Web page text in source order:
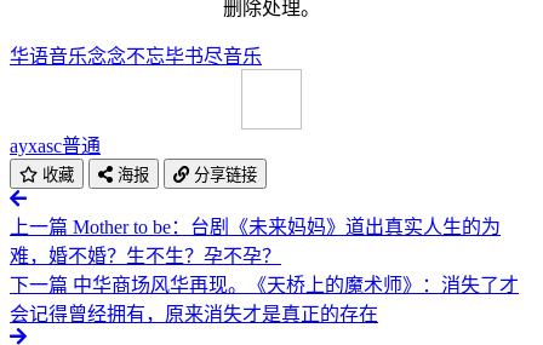
删除处理。
华语音乐念念不忘毕书尽音乐
ayxasc普通
收藏 海报 分享链接
上一篇 Mother to be：台剧《未来妈妈》道出真实人生的为
难，婚不婚？生不生？孕不孕？
下一篇 中华商场风华再现。《天桥上的魔术师》：消失了才
会记得曾经拥有，原来消失才是真正的存在